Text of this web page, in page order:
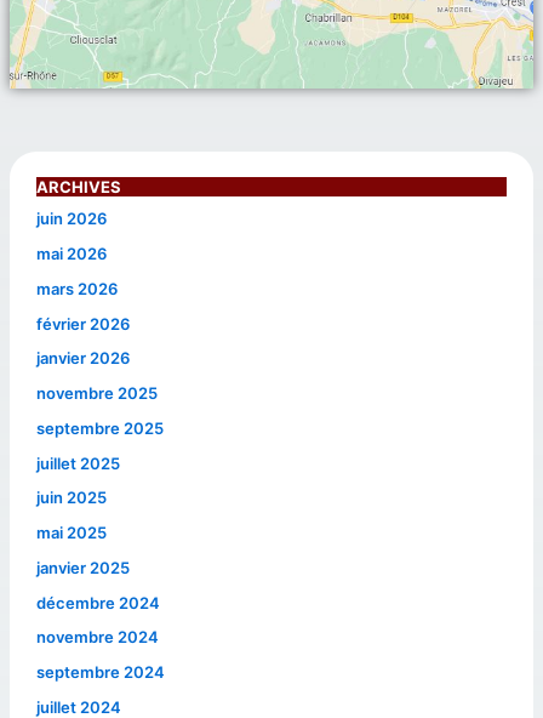
ARCHIVES
juin 2026
mai 2026
mars 2026
février 2026
janvier 2026
novembre 2025
septembre 2025
juillet 2025
juin 2025
mai 2025
janvier 2025
décembre 2024
novembre 2024
septembre 2024
juillet 2024